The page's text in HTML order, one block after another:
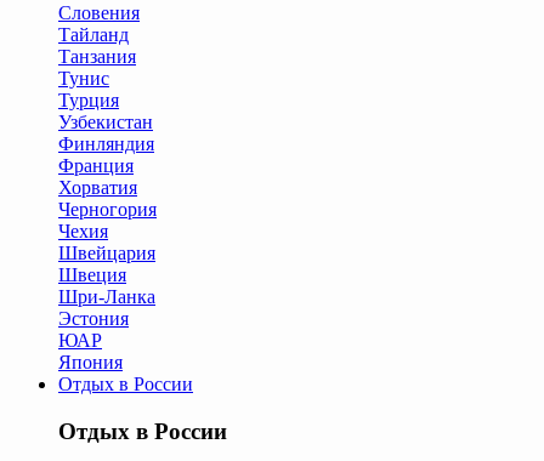
Словения
Тайланд
Танзания
Тунис
Турция
Узбекистан
Финляндия
Франция
Хорватия
Черногория
Чехия
Швейцария
Швеция
Шри-Ланка
Эстония
ЮАР
Япония
Отдых в России
Отдых в России